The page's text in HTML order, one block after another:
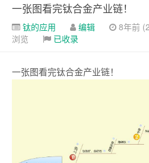
一张图看完钛合金产业链！
钛的应用 编辑 8年前
浏览
已收录
一张图看完钛合金产业链！